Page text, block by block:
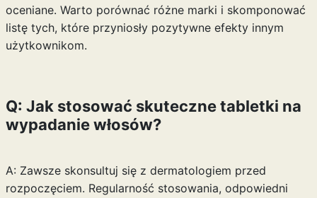
oceniane. Warto porównać różne marki i skomponować
listę tych, które przyniosły pozytywne efekty innym
użytkownikom.
Q: Jak stosować skuteczne tabletki na
wypadanie włosów?
A: Zawsze skonsultuj się z dermatologiem przed
rozpoczęciem. Regularność stosowania, odpowiedni